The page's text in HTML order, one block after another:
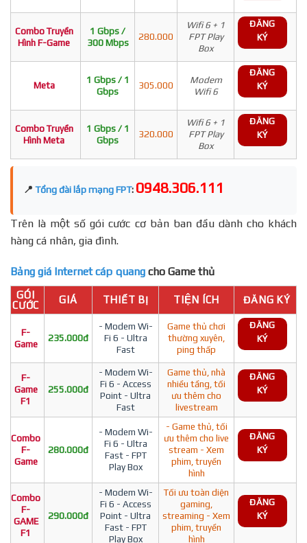
Combo Truyền
Hình F-Game
1 Gbps /
300 Mbps
280.000
Wifi 6 + 1
FPT Play
Box
ĐĂNG
KÝ
Meta
1 Gbps / 1
Gbps
305.000
Modem
Wifi 6
ĐĂNG
KÝ
Combo Truyền
Hình Meta
1 Gbps / 1
Gbps
320.000
Wifi 6 + 1
FPT Play
Box
ĐĂNG
KÝ
📍 Tổng đài lắp mạng FPT: 0948.306.111
Trên là một số gói cước cơ bản ban đầu dành cho khách
hàng cá nhân, gia đình.
Bảng giá Internet cáp quang cho Game thủ
GÓI
CƯỚC
GIÁ THIẾT BỊ TIỆN ÍCH ĐĂNG KÝ
F-
Game
235.000đ
- Modem Wi-
Fi 6 - Ultra
Fast
Game thủ chơi
thường xuyên,
ping thấp
ĐĂNG
KÝ
F-
Game
F1
255.000đ
- Modem Wi-
Fi 6 - Access
Point - Ultra
Fast
Game thủ, nhà
nhiều tầng, tối
ưu thêm cho
livestream
ĐĂNG
KÝ
Combo
F-
Game
280.000đ
- Modem Wi-
Fi 6 - Ultra
Fast - FPT
Play Box
- Game thủ, tối
ưu thêm cho live
stream - Xem
phim, truyền
hình
ĐĂNG
KÝ
Combo
F-
GAME
F1
290.000đ
- Modem Wi-
Fi 6 - Access
Point - Ultra
Fast - FPT
Play Box
Tối ưu toàn diện
gaming,
streaming - Xem
phim, truyền
hình
ĐĂNG
KÝ